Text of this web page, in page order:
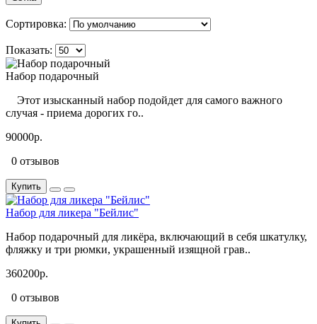
Сортировка:
Показать:
Набор подарочный
Этот изысканный набор подойдет для самого важного
случая - приема дорогих го..
90000р.
0 отзывов
Купить
Набор для ликера "Бейлис"
Набор подарочный для ликёра, включающий в себя шкатулку,
фляжку и три рюмки, украшенный изящной грав..
360200р.
0 отзывов